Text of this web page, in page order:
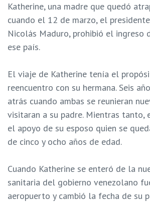
Katherine, una madre que quedó
cuando el 12 de marzo, el
Nicolás Maduro, prohibió el ingreso
ese país.
El viaje de Katherine tenía el
reencuentro con su hermana. Seis
atrás cuando ambas se reunieran
visitaran a su padre. Mientras tanto,
el apoyo de su esposo quien se
de cinco y ocho años de edad.
Cuando Katherine se enteró de la
sanitaria del gobierno venezolano
aeropuerto y cambió la fecha de su